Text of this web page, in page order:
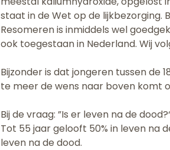
staat in de Wet op de lijkbezorging.
Resomeren is inmiddels wel
ook toegestaan in Nederland. Wij
Bijzonder is dat jongeren tussen de
te meer de wens naar boven komt
Bij de vraag: ”Is er leven na de
Tot 55 jaar gelooft 50% in leven na
leven na de dood.